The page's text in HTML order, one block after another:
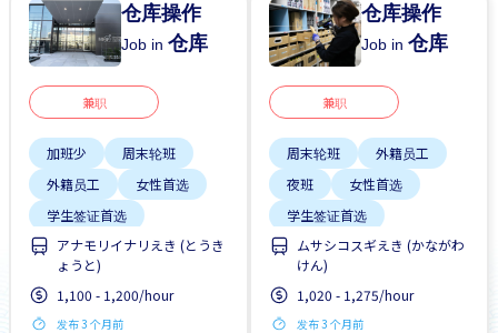
仓库操作
Job in仓库
兼职
加班少
周末轮班
外籍员工
女性首选
学生签证首选
支付交通费
无经验要求
每周2-3天
アナモリイナリえき (とうき
ょうと)
1,100 - 1,200/hour
发布 3 个月前
仓库操作
Job in仓库
兼职
周末轮班
外籍员工
夜班
女性首选
学生签证首选
无经验要求
每周2-3天
附近车站的巴士服务
ムサシコスギえき (かながわ
けん)
1,020 - 1,275/hour
发布 3 个月前